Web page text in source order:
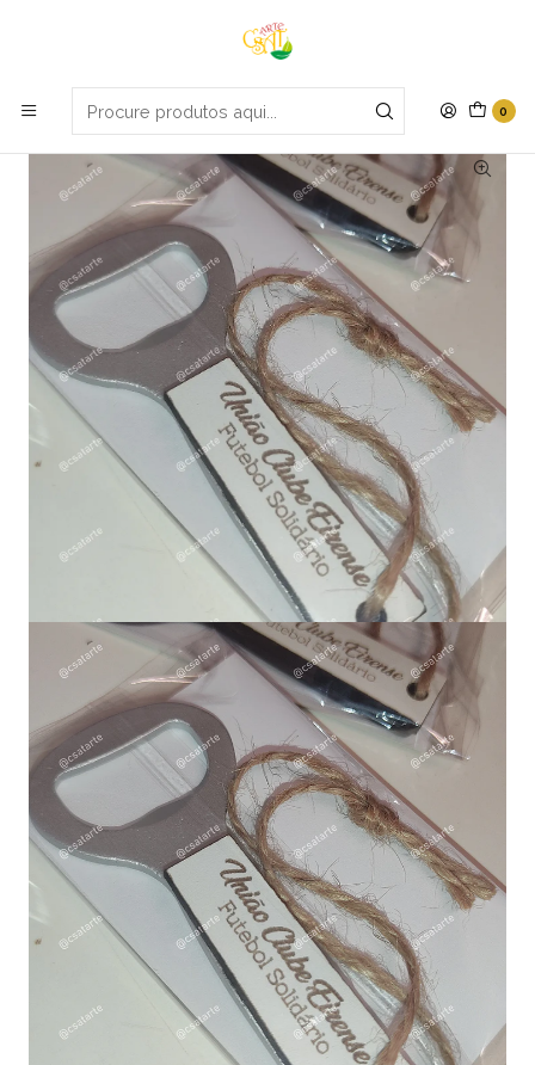
0
Portes grátis em compras apartir de 70€